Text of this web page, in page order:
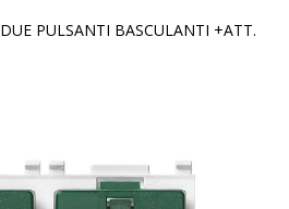
DUE PULSANTI BASCULANTI +ATT.